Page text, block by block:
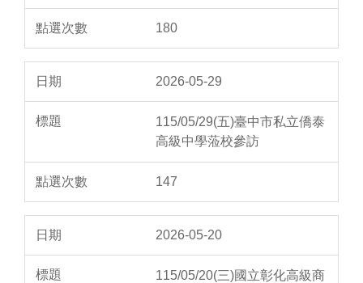
180
2026-05-29
115/05/29(五)臺中市私立僑泰
高級中學蒞校參訪
147
2026-05-20
115/05/20(三)國立彰化高級商